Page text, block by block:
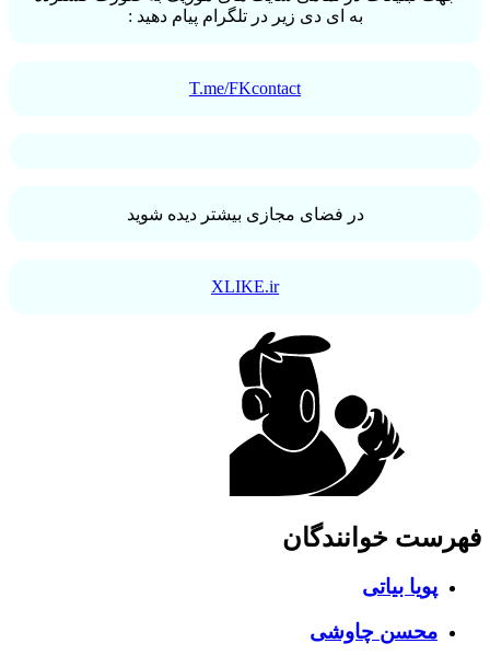
به ای دی زیر در تلگرام پیام دهید :
T.me/FKcontact
در فضای مجازی بیشتر دیده شوید
XLIKE.ir
خوانندگان
پویا بیاتی
محسن چاوشی